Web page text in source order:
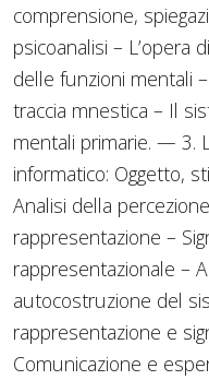
comprensione,
psicoanalisi – L’opera
delle funzioni mentali
traccia mnestica – Il
mentali primarie. — 3.
informatico: Oggetto,
Analisi della
rappresentazione –
rappresentazionale –
autocostruzione del
rappresentazione e
Comunicazione e